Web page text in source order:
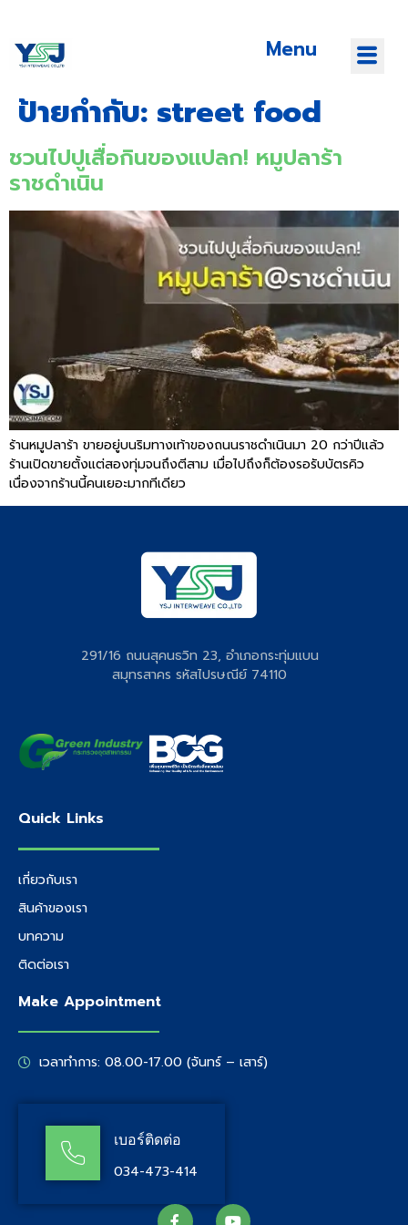
Menu
ป้ายกำกับ: street food
ชวนไปปูเสื่อกินของแปลก! หมูปลาร้า
ราชดำเนิน
ร้านหมูปลาร้า ขายอยู่บนริมทางเท้าของถนนราชดำเนินมา 20 กว่าปีแล้ว
ร้านเปิดขายตั้งแต่สองทุ่มจนถึงตีสาม เมื่อไปถึงก็ต้องรอรับบัตรคิว
เนื่องจากร้านนี้คนเยอะมากทีเดียว
291/16 ถนนสุคนธวิท 23, อำเภอกระทุ่มแบน
สมุทรสาคร รหัสไปรษณีย์ 74110
Quick Links
เกี่ยวกับเรา
สินค้าของเรา
บทความ
ติดต่อเรา
Make Appointment
เวลาทำการ: 08.00-17.00 (จันทร์ – เสาร์)
เบอร์ติดต่อ
034-473-414